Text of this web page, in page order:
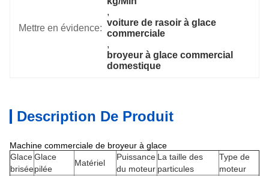
Mettre en évidence:
,
voiture de rasoir à glace
commerciale
,
broyeur à glace commercial
domestique
Description De Produit
Machine commerciale de broyeur à glace
Glace
brisée
Glace
pilée
Matériel
Puissance
du moteur
La taille des
particules
Type de
moteur